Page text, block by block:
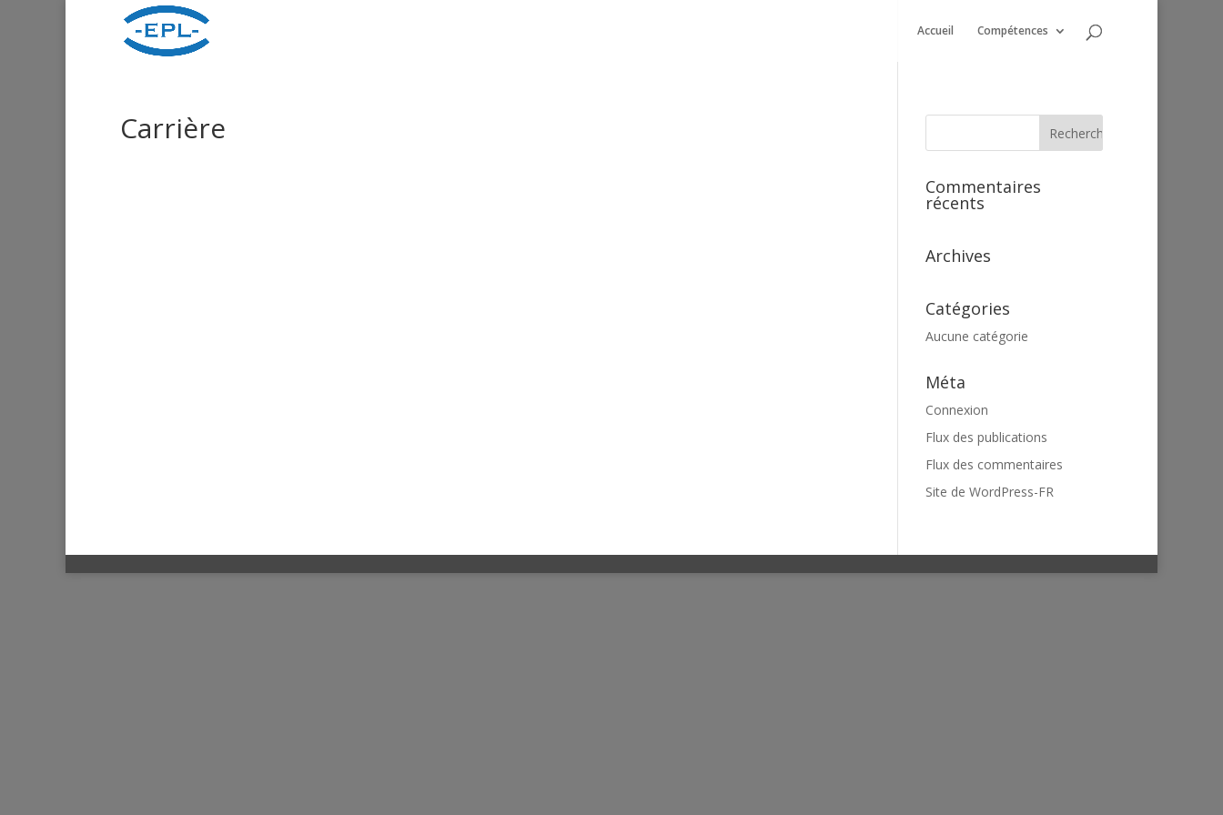
Accueil Compétences
Carrière
Commentaires
récents
Archives
Catégories
Aucune catégorie
Méta
Connexion
Flux des publications
Flux des commentaires
Site de WordPress-FR